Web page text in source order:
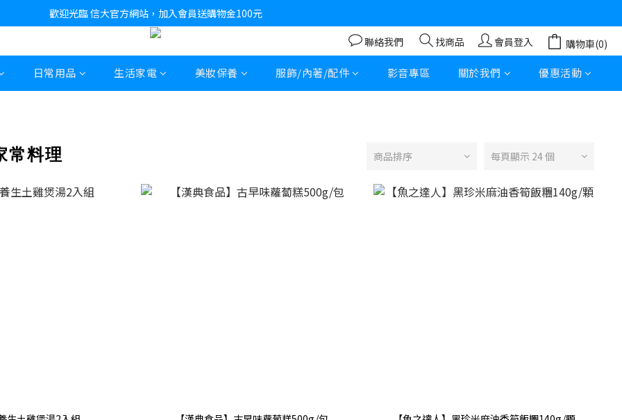
歡迎光臨 信大官方網站，加入會員送購物金100元
聯絡我們 找商品 會員登入 購物車(0)
日常用品 生活家電 美妝保養 服飾/內著/配件 影音專區 關於我們 優惠活動
常料理 商品排序 每頁顯示 24 個